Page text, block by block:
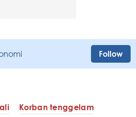
Follow
Korban tenggelam